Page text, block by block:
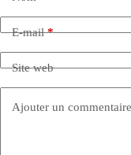
E-mail*
Site web
Ajouter un commentaire